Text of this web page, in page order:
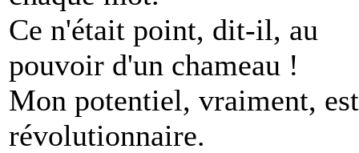
Ce n'était point, dit-il, au
pouvoir d'un chameau !
Mon potentiel, vraiment, est
révolutionnaire.